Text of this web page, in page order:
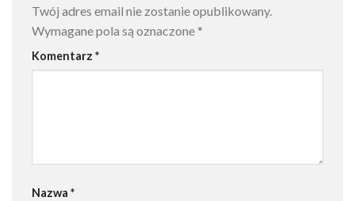
Twój adres email nie zostanie opublikowany.
Wymagane pola są oznaczone *
Komentarz *
Nazwa *